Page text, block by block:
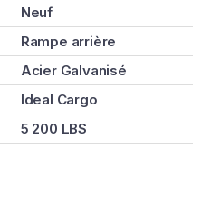
Neuf
Rampe arrière
Acier Galvanisé
Ideal Cargo
5 200 LBS